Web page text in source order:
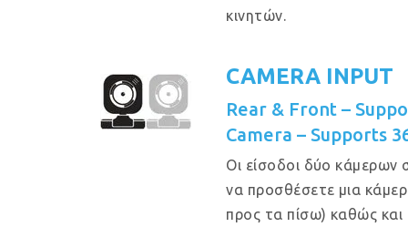
κινητών.
CAMERA INPUT
Rear & Front –
Camera – Supports
Οι είσοδοι δύο κάμερων
να προσθέσετε μια
προς τα πίσω) καθώς